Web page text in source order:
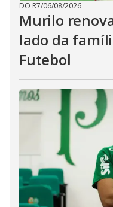
DO R7/06/08/2026
Murilo
lado da
Futebol